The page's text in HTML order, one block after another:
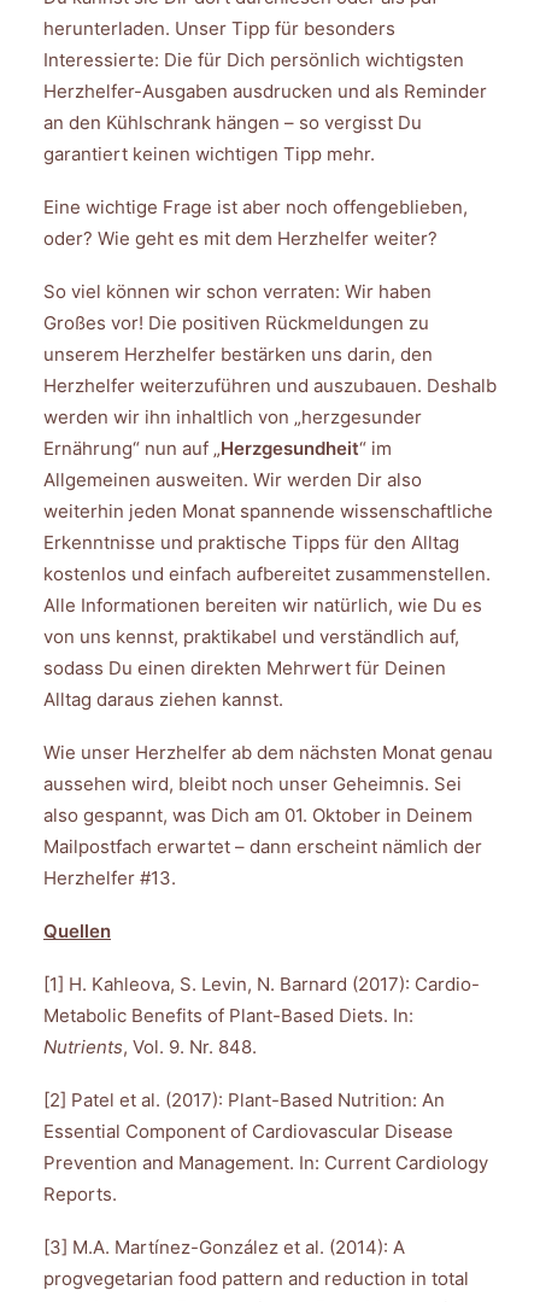
herunterladen. Unser Tipp für besonders
Interessierte: Die für Dich persönlich wichtigsten
Herzhelfer-Ausgaben ausdrucken und als Reminder
an den Kühlschrank hängen – so vergisst Du
garantiert keinen wichtigen Tipp mehr.
Eine wichtige Frage ist aber noch offengeblieben,
oder? Wie geht es mit dem Herzhelfer weiter?
So viel können wir schon verraten: Wir haben
Großes vor! Die positiven Rückmeldungen zu
unserem Herzhelfer bestärken uns darin, den
Herzhelfer weiterzuführen und auszubauen. Deshalb
werden wir ihn inhaltlich von „herzgesunder
Ernährung“ nun auf „Herzgesundheit“ im
Allgemeinen ausweiten. Wir werden Dir also
weiterhin jeden Monat spannende wissenschaftliche
Erkenntnisse und praktische Tipps für den Alltag
kostenlos und einfach aufbereitet zusammenstellen.
Alle Informationen bereiten wir natürlich, wie Du es
von uns kennst, praktikabel und verständlich auf,
sodass Du einen direkten Mehrwert für Deinen
Alltag daraus ziehen kannst.
Wie unser Herzhelfer ab dem nächsten Monat genau
aussehen wird, bleibt noch unser Geheimnis. Sei
also gespannt, was Dich am 01. Oktober in Deinem
Mailpostfach erwartet – dann erscheint nämlich der
Herzhelfer #13.
Quellen
[1] H. Kahleova, S. Levin, N. Barnard (2017): Cardio-
Metabolic Benefits of Plant-Based Diets. In:
Nutrients, Vol. 9. Nr. 848.
[2] Patel et al. (2017): Plant-Based Nutrition: An
Essential Component of Cardiovascular Disease
Prevention and Management. In: Current Cardiology
Reports.
[3] M.A. Martínez-González et al. (2014): A
progvegetarian food pattern and reduction in total